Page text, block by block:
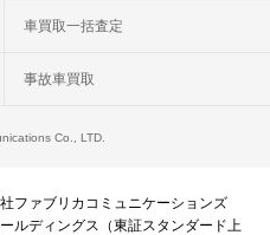
車買取一括査定
事故車買取
Co., LTD.
ファブリカコミュニケーションズ
ルディングス（東証スタンダード上